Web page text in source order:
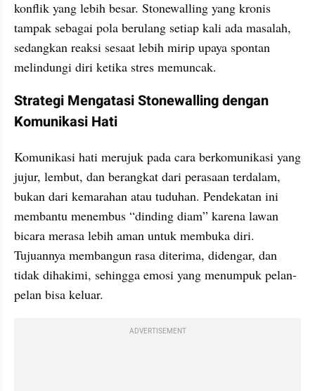
konflik yang lebih besar. Stonewalling yang kronis
tampak sebagai pola berulang setiap kali ada masalah,
sedangkan reaksi sesaat lebih mirip upaya spontan
melindungi diri ketika stres memuncak.
Strategi Mengatasi Stonewalling dengan
Komunikasi Hati
Komunikasi hati merujuk pada cara berkomunikasi yang
jujur, lembut, dan berangkat dari perasaan terdalam,
bukan dari kemarahan atau tuduhan. Pendekatan ini
membantu menembus “dinding diam” karena lawan
bicara merasa lebih aman untuk membuka diri.
Tujuannya membangun rasa diterima, didengar, dan
tidak dihakimi, sehingga emosi yang menumpuk pelan-
pelan bisa keluar.
ADVERTISEMENT